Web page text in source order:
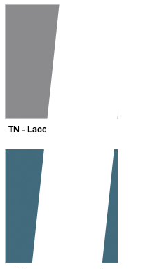
TN - Laccato opaco Titanio